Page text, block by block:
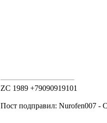
ZC 1989 +79090919101
Пост подправил:Nurofen007 -